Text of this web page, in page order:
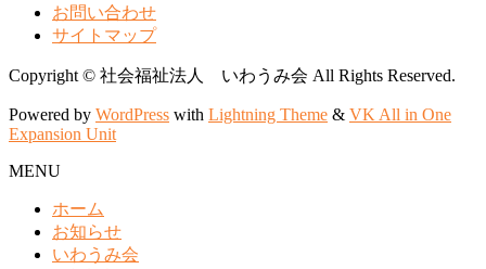
お問い合わせ
サイトマップ
Copyright © 社会福祉法人 いわうみ会 All Rights Reserved.
Powered by WordPress with Lightning Theme & VK All in One
Expansion Unit
MENU
ホーム
お知らせ
いわうみ会